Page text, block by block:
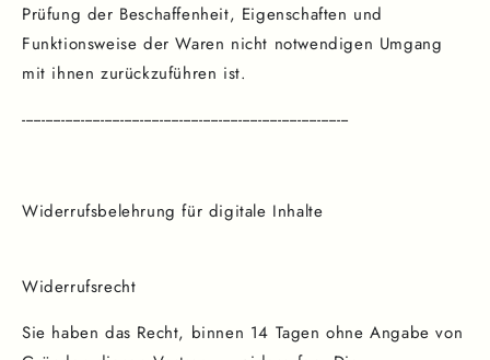
Prüfung der Beschaffenheit, Eigenschaften und
Funktionsweise der Waren nicht notwendigen Umgang
mit ihnen zurückzuführen ist.
-----------------------------------------------------------------------------------
Widerrufsbelehrung für digitale Inhalte
Widerrufsrecht
Sie haben das Recht, binnen 14 Tagen ohne Angabe von